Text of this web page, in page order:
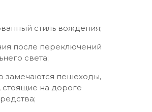
стиль вождения;
после переключений
света;
замечаются пешеходы,
стоящие на дороге